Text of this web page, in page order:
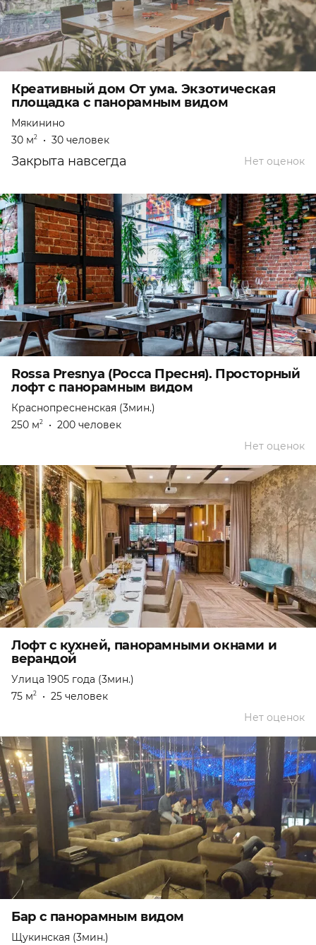
Креативный дом От ума. Экзотическая
площадка с панорамным видом
Мякинино
30 м2 • 30 человек
Нет оценок
Закрыта навсегда
Rossa Presnya (Росса Пресня). Просторный
лофт с панорамным видом
Краснопресненская (3мин.)
250 м2 • 200 человек
Нет оценок
Лофт с кухней, панорамными окнами и
верандой
Улица 1905 года (3мин.)
75 м2 • 25 человек
Нет оценок
Бар с панорамным видом
Щукинская (3мин.)